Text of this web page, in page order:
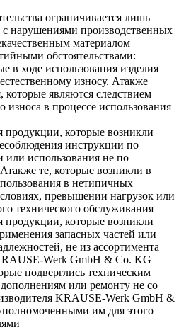
ограничивается лишь
нарушениями производственных
материалом
обстоятельствами:
в ходе использования изделия
износу. Атакже
которые являются следствием
износа в процессе использования
продукции, которые возникли
инструкции по
или использования не по
те, которые возникли в
в нетипичных
превышении нагрузок или
технического обслуживания
продукции, которые возникли
запасных частей или
не из ассортимента
Werk GmbH & Со. KG
подверглись техническим
или ремонту не со
KRAUSE-Werk GmbH &
им для этого